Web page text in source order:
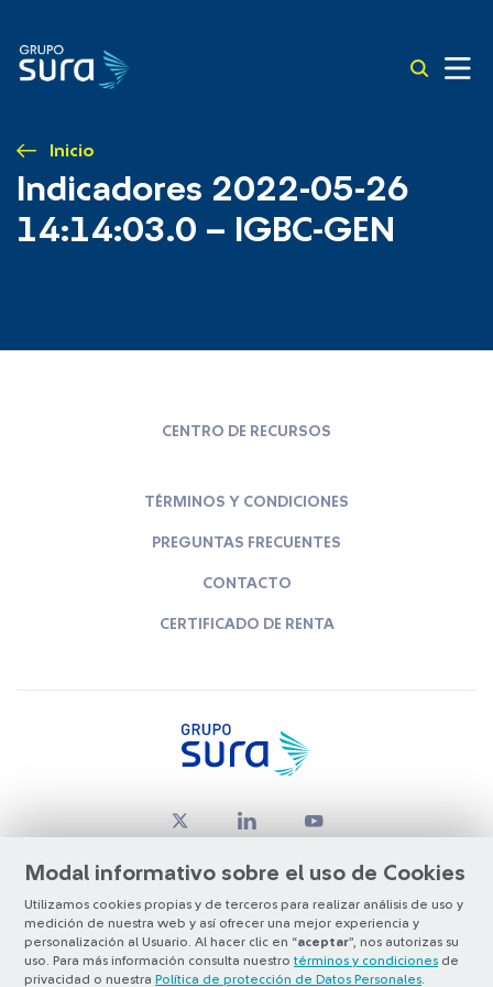
Inicio
Indicadores 2022-05-26
14:14:03.0 – IGBC-GEN
Modal informativo sobre el uso de Cookies
Utilizamos cookies propias y de terceros para realizar análisis de uso y
medición de nuestra web y así ofrecer una mejor experiencia y
personalización al Usuario. Al hacer clic en “aceptar”, nos autorizas su
uso. Para más información consulta nuestro términos y condiciones de
privacidad o nuestra Política de protección de Datos Personales
CENTRO DE RECURSOS
TÉRMINOS Y CONDICIONES
PREGUNTAS FRECUENTES
CONTACTO
CERTIFICADO DE RENTA
© Copyright Grupo SURA 2026